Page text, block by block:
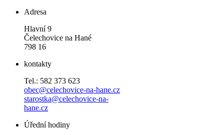
Adresa
Hlavní 9
Čelechovice na Hané
798 16
kontakty
Tel.: 582 373 623
obec@celechovice-na-hane.cz
starostka@celechovice-na-
hane.cz
Úřední hodiny